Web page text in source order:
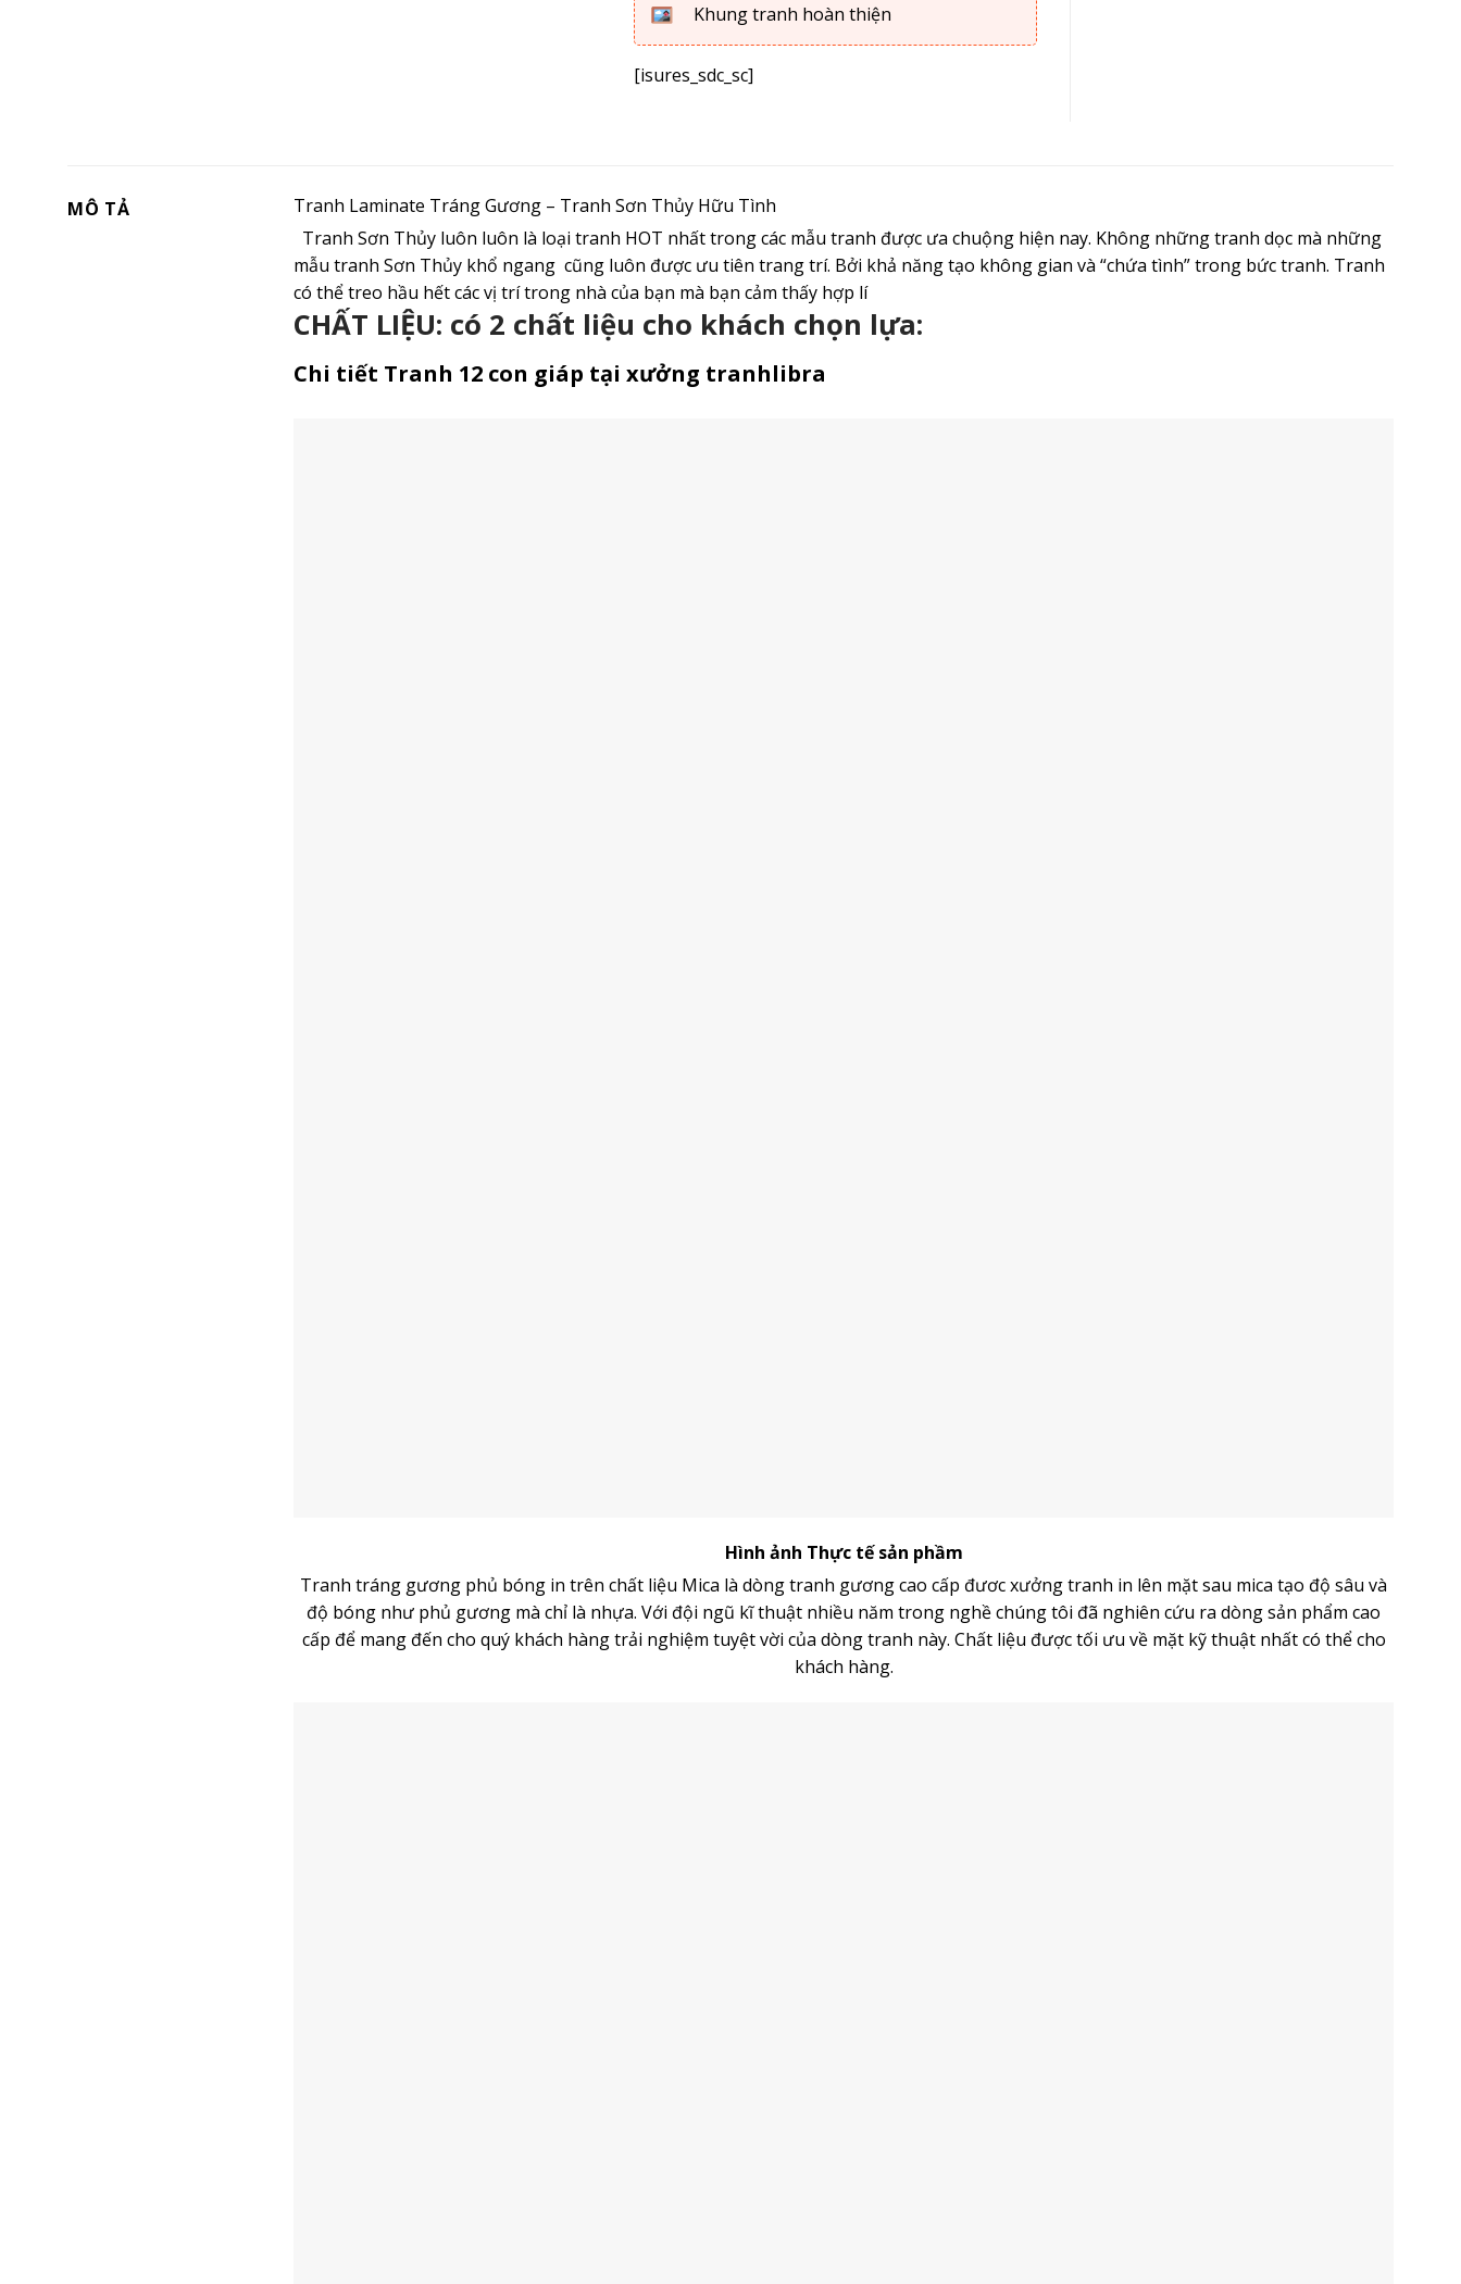
Khung tranh hoàn thiện
[isures_sdc_sc]
MÔ TẢ
Tranh Laminate Tráng Gương – Tranh Sơn Thủy Hữu Tình
Tranh Sơn Thủy luôn luôn là loại tranh HOT nhất trong các mẫu tranh được ưa chuộng hiện nay. Không những tranh dọc mà những
mẫu tranh Sơn Thủy khổ ngang cũng luôn được ưu tiên trang trí. Bởi khả năng tạo không gian và “chứa tình” trong bức tranh. Tranh
có thể treo hầu hết các vị trí trong nhà của bạn mà bạn cảm thấy hợp lí
CHẤT LIỆU: có 2 chất liệu cho khách chọn lựa:
Chi tiết Tranh 12 con giáp tại xưởng tranhlibra
Hình ảnh Thực tế sản phầm
Tranh tráng gương phủ bóng in trên chất liệu Mica là dòngtranh gươngcao cấp đươc xưởng tranh in lên mặt sau mica tạo độ sâu và
độ bóng như phủ gương mà chỉ là nhựa. Với đội ngũ kĩ thuật nhiều năm trong nghề chúng tôi đã nghiên cứu ra dòng sản phẩm cao
cấp để mang đến cho quý khách hàng trải nghiệm tuyệt vời của dòng tranh này. Chất liệu được tối ưu về mặt kỹ thuật nhất có thể cho
khách hàng.